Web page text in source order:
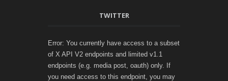
TWITTER
Error: You currently have access to a subset
of X API V2 endpoints and limited v1.1
endpoints (e.g. media post, oauth) only. If
you need access to this endpoint, you may